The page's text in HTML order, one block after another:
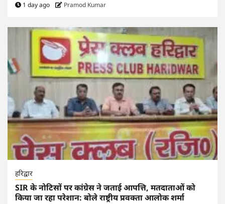
1 day ago Pramod Kumar
हरिद्वार
SIR के नोटिसों पर कांग्रेस ने जताई आपत्ति, मतदाताओं को
किया जा रहा परेशान: बोले राष्ट्रीय प्रवक्ता आलोक शर्मा